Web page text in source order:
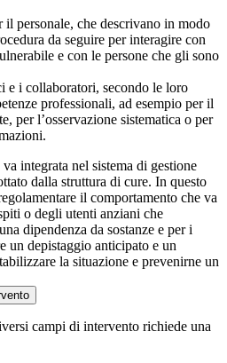
personale, che descrivano in modo
da seguire per interagire con
e con le persone che gli sono
e i collaboratori, secondo le loro
professionali, ad esempio per il
per l’osservazione sistematica o per
integrata nel sistema di gestione
dalla struttura di cure. In questo
il comportamento che va
o degli utenti anziani che
dipendenza da sostanze e per i
un depistaggio anticipato e un
la situazione e prevenirne un
campi di intervento richiede una